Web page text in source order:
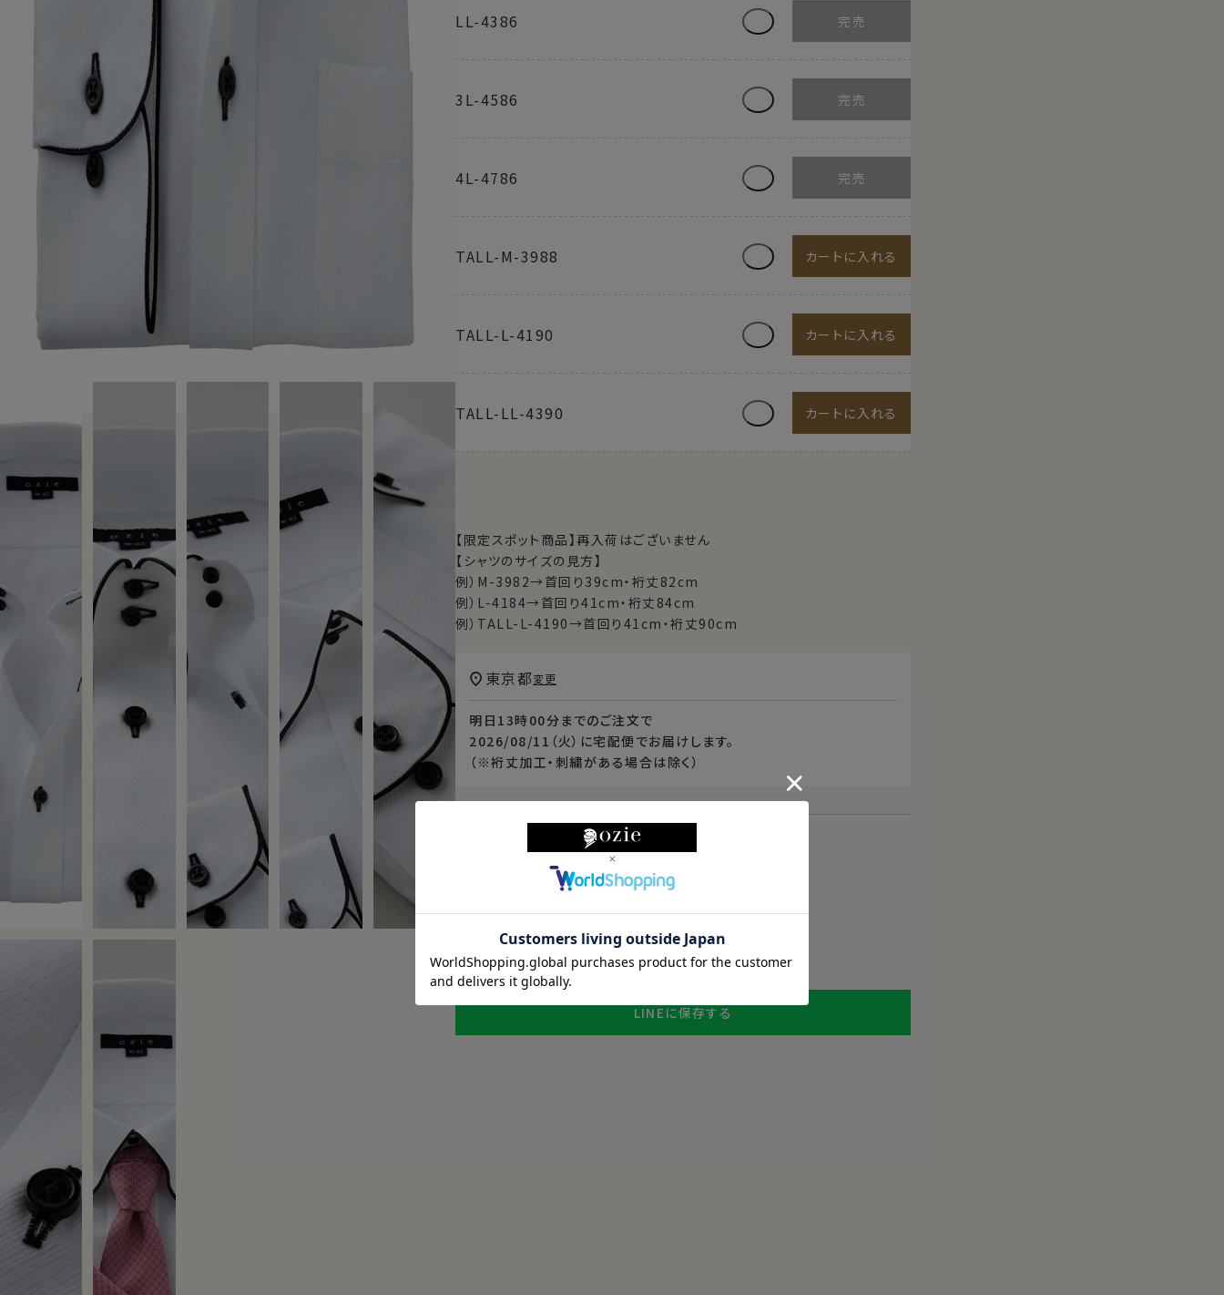
LL-4386
3L-4586
4L-4786
TALL-M-3988 カートに入れる
TALL-L-4190 カートに入れる
TALL-LL-4390 カートに入れる
【限定スポット商品】再入荷はございません
【シャツのサイズの見方】
例）M-3982→首回り39cm・裄丈82cm
例）L-4184→首回り41cm・裄丈84cm
例）TALL-L-4190→首回り41cm・裄丈90cm
明日 13時00分 までのご注文で
2026/08/11（火） に宅配便 でお届けします。
（※裄丈加工・刺繍がある場合は除く）
東京都変更
スタイル・サイズについて詳しく見る
商品についてのお問い合わせ
ギフトラッピングについて
LINEに保存する